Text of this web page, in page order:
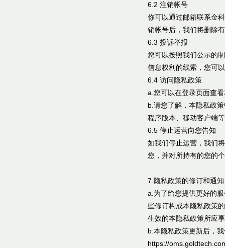
6.2 注销帐号
你可以通过邮箱联系金
销帐号后，我们将删除
6.3 投诉举报
您可以按照我们公示的
信息权利的线索，您可
6.4 访问隐私政策
a.您可以在登录页面查
b.请您了解，本隐私政
程序版本、移动客户端
6.5 停止运营向您告知
如我们停止运营，我们
您，并对所持有的您的
7.隐私政策的修订和通知
a.为了给您提供更好的
些修订构成本隐私政策
生效的本隐私政策所应
b.本隐私政策更新后，
https://